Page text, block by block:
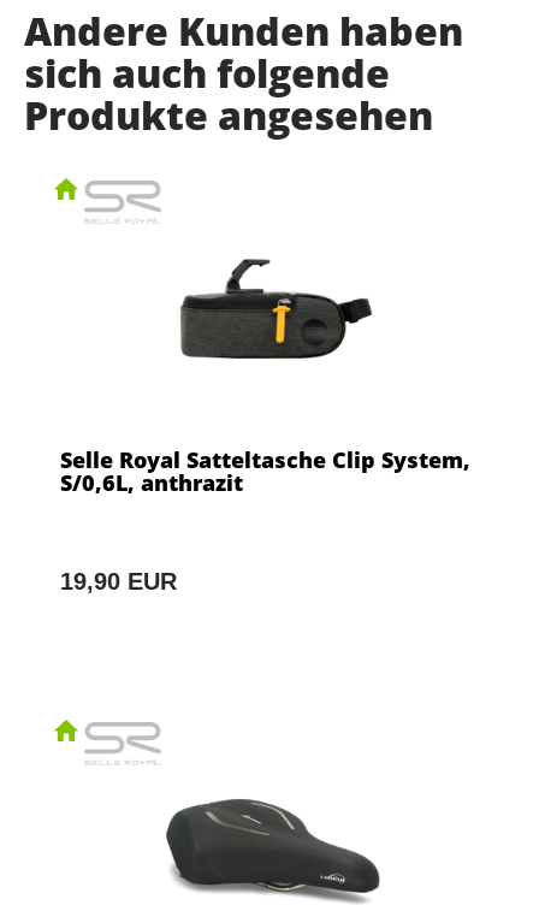
Andere Kunden haben
sich auch folgende
Produkte angesehen
Selle Royal Satteltasche Clip System,
S/0,6L, anthrazit
19,90 EUR